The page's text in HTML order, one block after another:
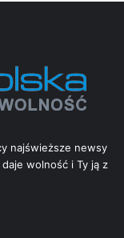
najświeższe newsy
wolność i Ty ją z